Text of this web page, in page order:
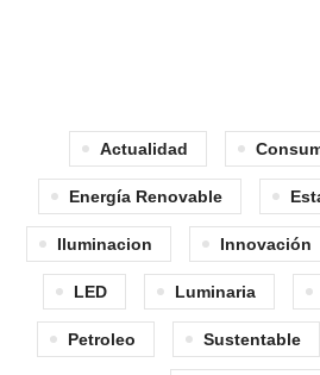
Actualidad
Energía Renovable
Iluminacion Innovación
LED Luminaria
Petroleo Sustentable